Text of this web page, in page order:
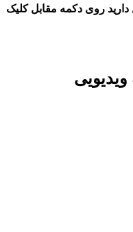
روی دکمه مقابل کلیک